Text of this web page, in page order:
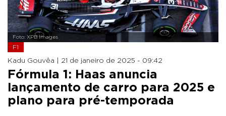
Foto: XPB Images
F1
Kadu Gouvêa | 21 de janeiro de 2025 - 09:42
Fórmula 1: Haas anuncia
lançamento de carro para 2025 e
plano para pré-temporada